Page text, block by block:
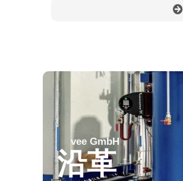
vee GmbH
沿革